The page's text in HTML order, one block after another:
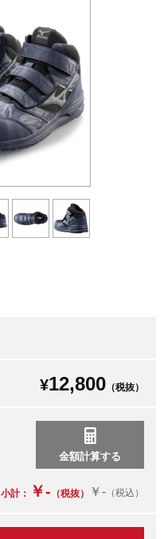
¥12,800 （税抜）
小計： ￥- （税抜） ￥- （税込）